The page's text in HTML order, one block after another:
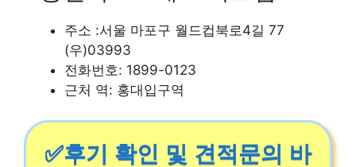
주소 :서울 마포구 월드컵북로4길 77
(우)03993
전화번호: 1899-0123
근처 역: 홍대입구역
✅후기 확인 및 견적문의 바